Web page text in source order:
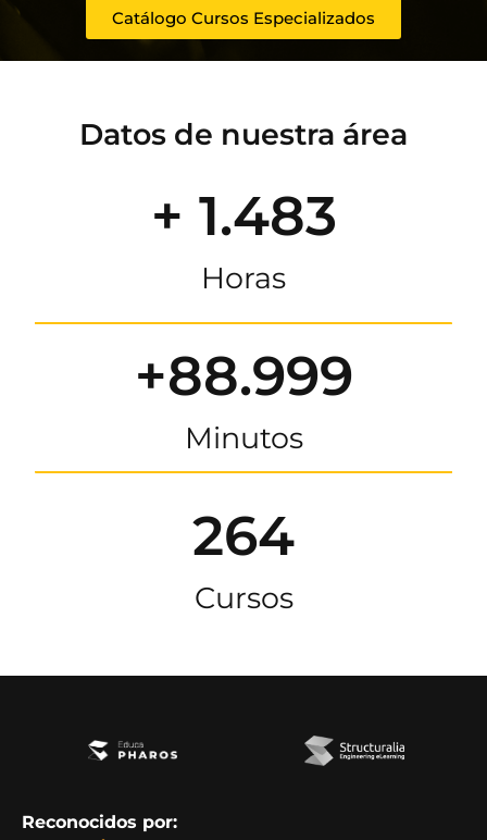
Catálogo Cursos Especializados
Datos de nuestra área
+ 1.483
Horas
+88.999
Minutos
264
Cursos
Reconocidos por: